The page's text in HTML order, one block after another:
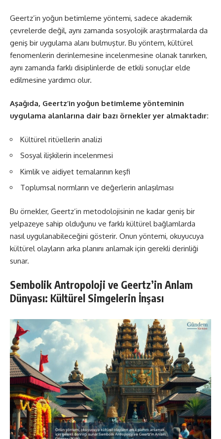
Geertz’in yoğun betimleme yöntemi, sadece akademik
çevrelerde değil, aynı zamanda sosyolojik araştırmalarda da
geniş bir uygulama alanı bulmuştur. Bu yöntem, kültürel
fenomenlerin derinlemesine incelenmesine olanak tanırken,
aynı zamanda farklı disiplinlerde de etkili sonuçlar elde
edilmesine yardımcı olur.
Aşağıda, Geertz’in yoğun betimleme yönteminin
uygulama alanlarına dair bazı örnekler yer almaktadır:
Kültürel ritüellerin analizi
Sosyal ilişkilerin incelenmesi
Kimlik ve aidiyet temalarının keşfi
Toplumsal normların ve değerlerin anlaşılması
Bu örnekler, Geertz’in metodolojisinin ne kadar geniş bir
yelpazeye sahip olduğunu ve farklı kültürel bağlamlarda
nasıl uygulanabileceğini gösterir. Onun yöntemi, okuyucuya
kültürel olayların arka planını anlamak için gerekli derinliği
sunar.
Sembolik Antropoloji ve Geertz’in Anlam
Dünyası: Kültürel Simgelerin İnşası